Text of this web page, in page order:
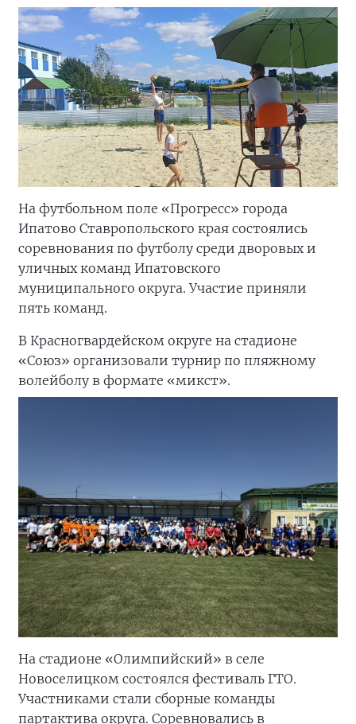
На футбольном поле «Прогресс» города
Ипатово Ставропольского края состоялись
соревнования по футболу среди дворовых и
уличных команд Ипатовского
муниципального округа. Участие приняли
пять команд.
В Красногвардейском округе на стадионе
«Союз» организовали турнир по пляжному
волейболу в формате «микст».
На стадионе «Олимпийский» в селе
Новоселицком состоялся фестиваль ГТО.
Участниками стали сборные команды
партактива округа. Соревновались в